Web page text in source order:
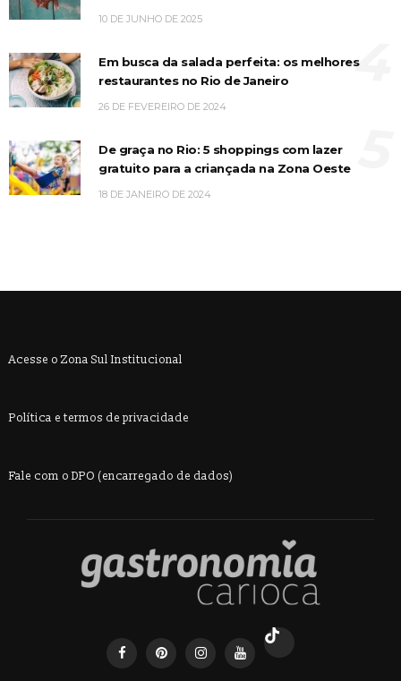
10 DE JUNHO DE 2025
Em busca da salada perfeita: os melhores
restaurantes no Rio de Janeiro
26 DE FEVEREIRO DE 2024
4
De graça no Rio: 5 shoppings com lazer
gratuito para a criançada na Zona Oeste
18 DE JANEIRO DE 2024
Acesse o Zona Sul Institucional
Política e termos de privacidade
Fale com o DPO (encarregado de dados)